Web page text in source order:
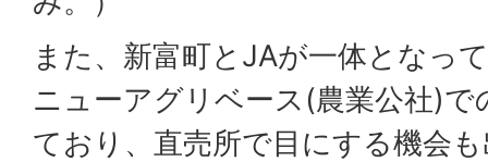
また、新富町とJAが一体となっ
ニューアグリベース(農業公社)
ており、直売所で目にする機会